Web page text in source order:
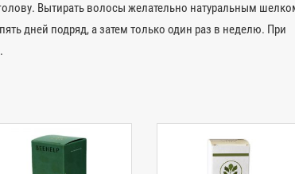
Вытирать волосы желательно натуральным
дней подряд, а затем только один раз в неделю. При